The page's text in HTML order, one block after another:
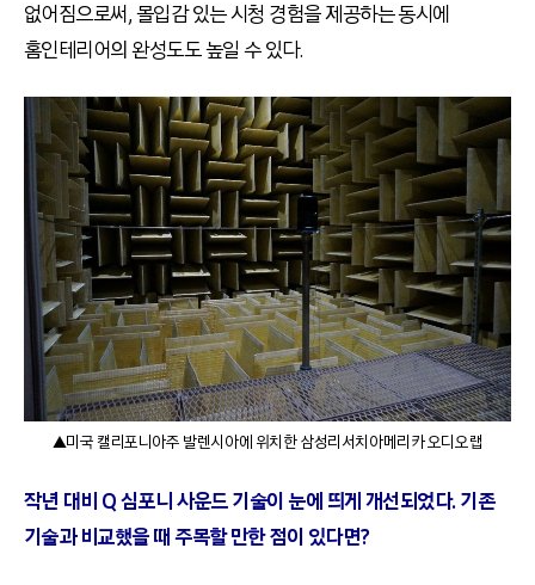
없어짐으로써,몰입감 있는 시청 경험을 제공하는 동시에
홈인테리어의 완성도도 높일 수 있다.
▲미국 캘리포니아주 발렌시아에 위치한 삼성리서치아메리카 오디오랩
작년 대비 Q심포니 사운드 기술이 눈에 띄게 개선되었다.기존
기술과 비교했을 때 주목할 만한 점이 있다면?